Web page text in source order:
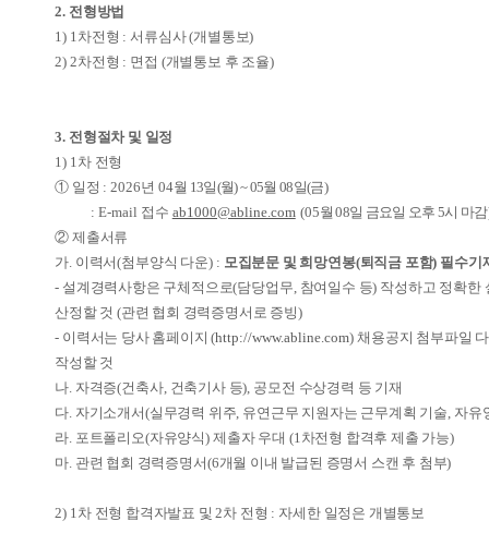
2. 전형방법
1) 1차전형 :서류심사(개별통보)
2) 2차전형 : 면접 (개별통보 후 조율)
3. 전형절차 및 일정
1) 1차 전형
① 일정 :2026년04월 13일(월) ~ 05월08일(금)
: E-mail 접수 ab1000@abline.com (05월08일 금요일 오후 5시 마감
② 제출서류
가. 이력서(첨부양식 다운) : 모집분문 및 희망연봉(퇴직금 포함) 필수기
- 설계경력사항은 구체적으로(담당업무, 참여일수 등) 작성하고 정확한
산정할 것 (관련 협회 경력증명서로 증빙)
- 이력서는 당사 홈페이지(http://www.abline.com)채용공지 첨부파일
작성할 것
나. 자격증(건축사, 건축기사 등), 공모전 수상경력 등 기재
다. 자기소개서(실무경력 위주, 유연근무 지원자는 근무계획 기술, 자유
라. 포트폴리오(자유양식)제출자 우대 (1차전형 합격후 제출 가능)
마. 관련 협회 경력증명서(6개월 이내 발급된 증명서 스캔 후 첨부)
2) 1차 전형 합격자발표 및2차 전형 : 자세한 일정은 개별통보